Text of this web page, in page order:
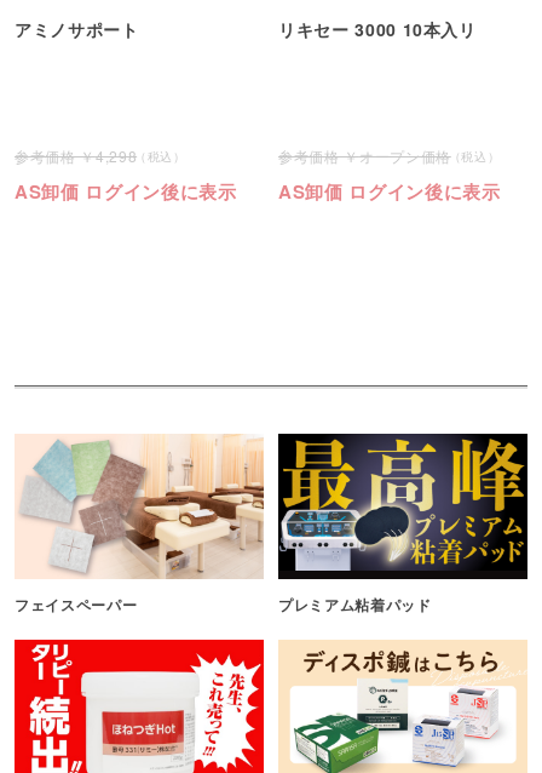
アミノサポート
4,298
AS卸価 ログイン後に表示
リキセー 3000 10本入リ
オープン価格
AS卸価 ログイン後に表示
フェイスペーパー プレミアム粘着パッド